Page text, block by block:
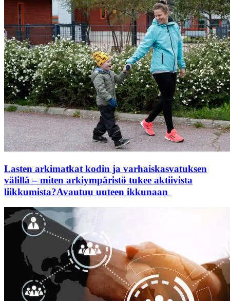
Lasten arkimatkat kodin ja varhaiskasvatuksen
välillä – miten arkiympäristö tukee aktiivista
liikkumista?Avautuu uuteen ikkunaan